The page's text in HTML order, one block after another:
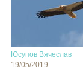
Юсупов Вячеслав
19/05/2019